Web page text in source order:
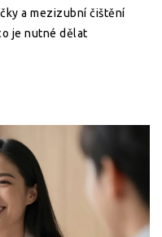
a mezizubní čištění
je nutné dělat